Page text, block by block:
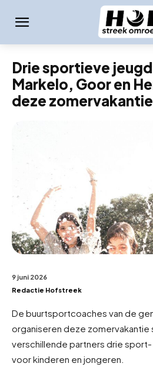
Drie sportieve
Markelo, Goor en
deze zomervakantie
9 juni 2026
Redactie Hofstreek
De buurtsportcoaches van de
organiseren deze zomervakantie
verschillende partners drie
voor kinderen en jongeren.